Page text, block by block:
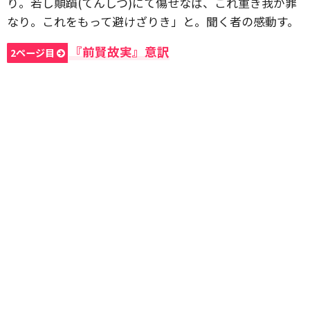
なり。これをもって避けざりき」と。聞く者の感動す。
2ページ目 『前賢故実』意訳